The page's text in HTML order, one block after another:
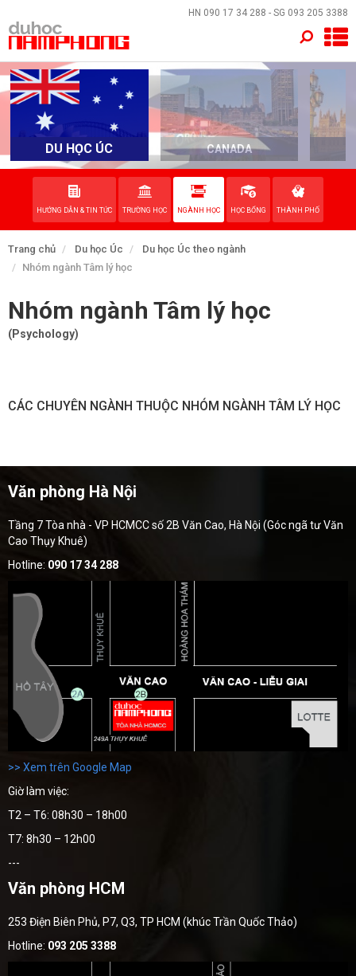
HN 090 17 34 288 - SG 093 205 3388
DU HỌC ÚC CANADA
HƯỚNG DẪN & TIN TỨC TRƯỜNG HỌC NGÀNH HỌC HỌC BỔNG THÀNH PHỐ
Trang chủ Du học Úc
Du học Úc theo ngành
Nhóm ngành Tâm lý học
Nhóm ngành Tâm lý học
(Psychology)
CÁC CHUYÊN NGÀNH THUỘC NHÓM NGÀNH TÂM LÝ HỌC
Văn phòng Hà Nội
Tầng 7 Tòa nhà - VP HCMCC số 2B Văn Cao, Hà Nội (Góc ngã tư Văn
Cao Thụy Khuê)
Hotline: 090 17 34 288
>> Xem trên Google Map
Giờ làm việc:
T2 – T6: 08h30 – 18h00
T7: 8h30 – 12h00
---
Văn phòng HCM
253 Điện Biên Phủ, P7, Q3, TP HCM (khúc Trần Quốc Thảo)
Hotline: 093 205 3388
×
TRANG CHỦ
QUỐC GIA
EVENTS
VỀ NAM PHONG
LIÊN HỆ